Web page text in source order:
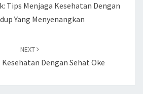
Tips Menjaga Kesehatan Dengan
Yang Menyenangkan
NEXT
Dengan Sehat Oke